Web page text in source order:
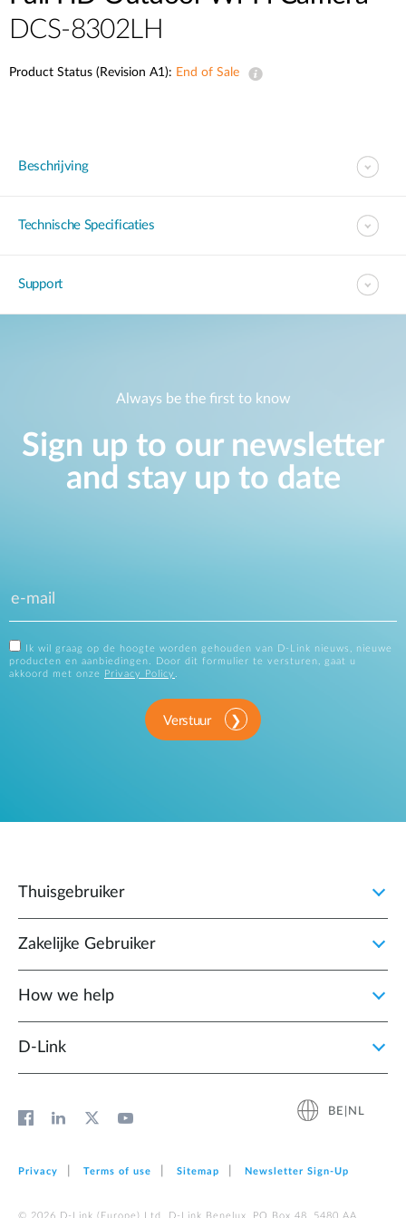
DCS-8302LH
Product Status (Revision A1): End of Sale
Beschrijving
Technische Specificaties
Support
Always be the first to know
Sign up to our newsletter
and stay up to date
Ik wil graag op de hoogte worden gehouden van D-Link nieuws, nieuwe
producten en aanbiedingen. Door dit formulier te versturen, gaat u
akkoord met onze
Privacy Policy .
Verstuur
Thuisgebruiker
Zakelijke Gebruiker
How we help
D‑Link
BE|NL
Privacy Terms of use Sitemap Newsletter Sign‑Up